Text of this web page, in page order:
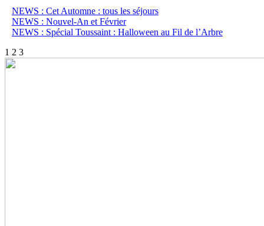
NEWS : Cet Automne : tous les séjours
NEWS : Nouvel-An et Février
NEWS : Spécial Toussaint : Halloween au Fil de l’Arbre
1 2 3